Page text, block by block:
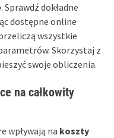
. Sprawdź dokładne
dostępne online
wszystkie
Skorzystaj z
swoje obliczenia.
na całkowity
wpływają na koszty